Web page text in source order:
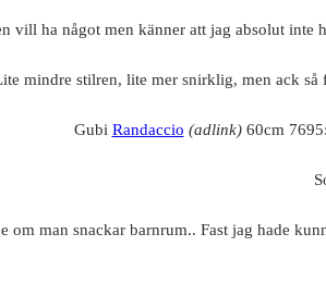
vill ha något men känner att jag absolut
mindre stilren, lite mer snirklig, men ack
Gubi Randaccio (adlink)60cm
om man snackar barnrum.. Fast jag hade